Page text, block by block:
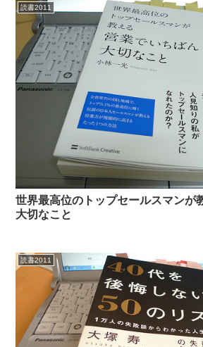
読書2011
世界最高位のトップセールスマンが
大切なこと
読書2011